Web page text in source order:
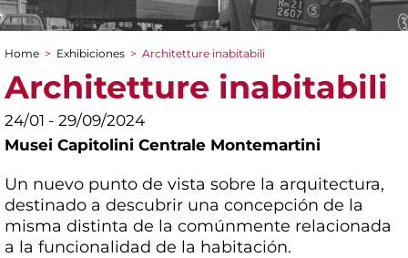
You are here
Home > Exhibiciones > Architetture inabitabili
Architetture inabitabili
24/01 - 29/09/2024
Musei Capitolini Centrale Montemartini
Un nuevo punto de vista sobre la arquitectura,
destinado a descubrir una concepción de la
misma distinta de la comúnmente relacionada
a la funcionalidad de la habitación.